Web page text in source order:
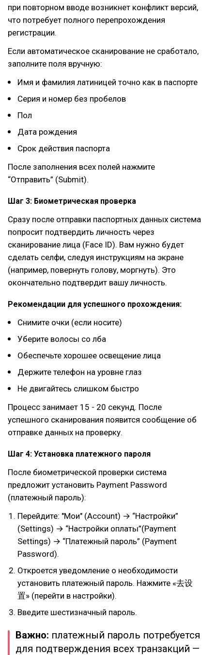
при повторном вводе возникнет конфликт версий,
что потребует полного перепрохождения
регистрации.
Если автоматическое сканирование не сработало,
заполните поля вручную:
Имя и фамилия латиницей точно как в паспорте
Серия и номер без пробелов
Пол
Дата рождения
Срок действия паспорта
После заполнения всех полей нажмите
“Отправить” (Submit).
Шаг 3: Биометрическая проверка
Сразу после отправки паспортных данных система
попросит подтвердить личность через
сканирование лица (Face ID). Вам нужно будет
сделать селфи, следуя инструкциям на экране
(например, повернуть голову, моргнуть). Это
окончательно подтвердит вашу личность.
Рекомендации для успешного прохождения:
Снимите очки (если носите)
Уберите волосы со лба
Обеспечьте хорошее освещение лица
Держите телефон на уровне глаз
Не двигайтесь слишком быстро
Процесс занимает 15 - 20 секунд. После
успешного сканирования появится сообщение об
отправке данных на проверку.
Шаг 4: Установка платежного пароля
После биометрической проверки система
предложит установить Payment Password
(платежный пароль):
Перейдите: "Мои" (Account) → “Настройки”
(Settings) → “Настройки оплаты”(Payment
Settings) → “Платежный пароль” (Payment
Password).
Откроется уведомление о необходимости
установить платежный пароль. Нажмите «去设
置» (перейти в настройки).
Введите шестизначный пароль.
Важно: платежный пароль потребуется
для подтверждения всех транзакций —